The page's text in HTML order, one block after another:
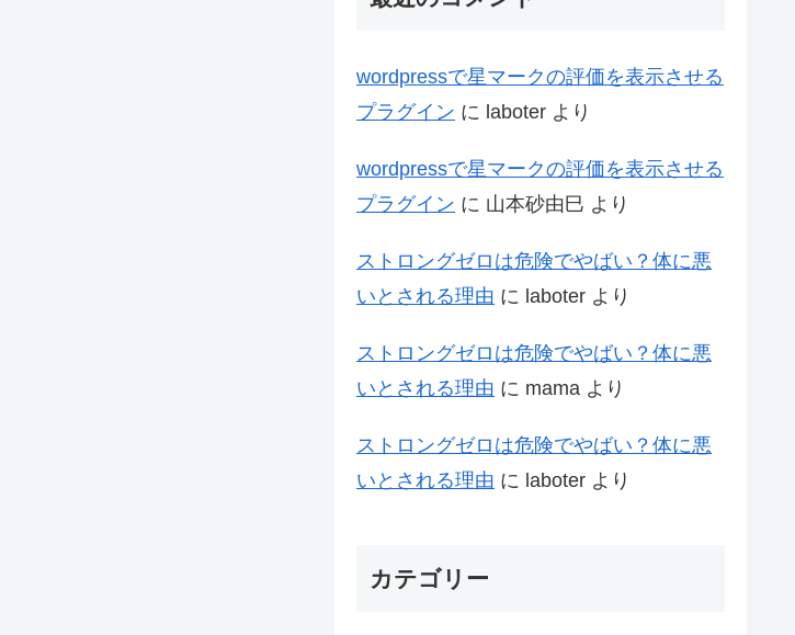
wordpressで星マークの評価を表示させる
プラグイン に laboter より
wordpressで星マークの評価を表示させる
プラグイン に 山本砂由巳 より
ストロングゼロは危険でやばい？体に悪
いとされる理由 に laboter より
ストロングゼロは危険でやばい？体に悪
いとされる理由 に mama より
ストロングゼロは危険でやばい？体に悪
いとされる理由 に laboter より
カテゴリー